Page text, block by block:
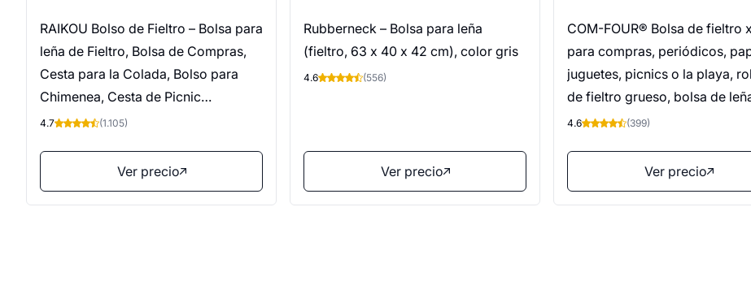
RAIKOU Bolso de Fieltro – Bolsa para
leña de Fieltro, Bolsa de Compras,
Cesta para la Colada, Bolso para
Chimenea, Cesta de Picnic
(Gris,50x34x27cm)
4.7 (1.105)
Ver precio
Rubberneck – Bolsa para leña
(fieltro, 63 x 40 x 42 cm), color gris
4.6 (556)
Ver precio
COM-FOUR® Bolsa de fieltro
para compras, periódicos,
juguetes, picnics o la playa,
de fieltro grueso, bolsa de
perfecta para leña (01 pieza
4.6 (399)
Ver precio